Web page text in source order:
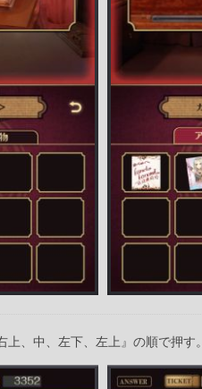
上、中、左下、左上』の順で押す。